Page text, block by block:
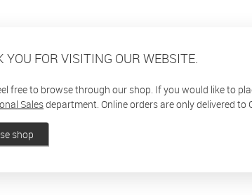
YOU FOR VISITING OUR WEBSITE.
free to browse through our shop. If you would like to
Salesdepartment. Online orders are only delivered
shop